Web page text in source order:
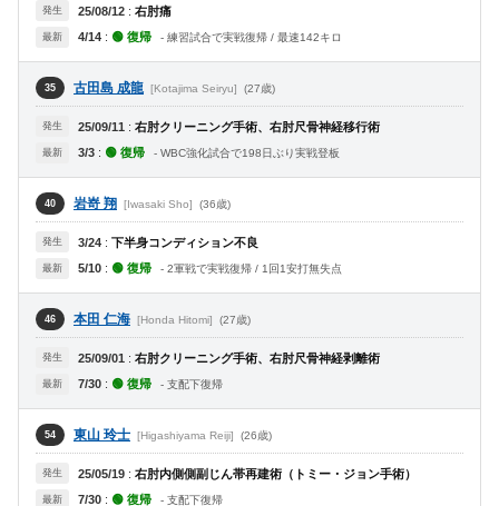
発生 25/08/12 : 右肘痛
最新 4/14 : 🟢 復帰 - 練習試合で実戦復帰 / 最速142キロ
35 古田島 成龍 [Kotajima Seiryu] (27歳)
発生 25/09/11 : 右肘クリーニング手術、右肘尺骨神経移行術
最新 3/3 : 🟢 復帰 - WBC強化試合で198日ぶり実戦登板
40 岩嵜 翔 [Iwasaki Sho] (36歳)
発生 3/24 : 下半身コンディション不良
最新 5/10 : 🟢 復帰 - 2軍戦で実戦復帰 / 1回1安打無失点
46 本田 仁海 [Honda Hitomi] (27歳)
発生 25/09/01 : 右肘クリーニング手術、右肘尺骨神経剥離術
最新 7/30 : 🟢 復帰 - 支配下復帰
54 東山 玲士 [Higashiyama Reiji] (26歳)
発生 25/05/19 : 右肘内側側副じん帯再建術（トミー・ジョン手術）
最新 7/30 : 🟢 復帰 - 支配下復帰